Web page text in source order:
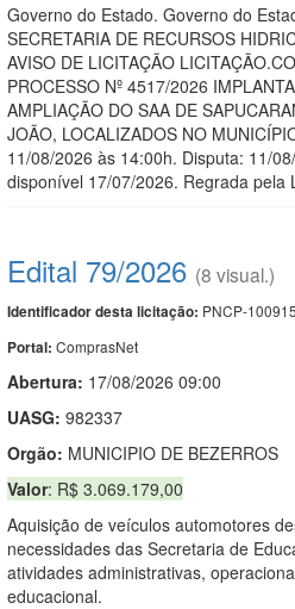
Governo do Estado. Governo do
SECRETARIA DE RECURSOS
AVISO DE LICITAÇÃO
PROCESSO Nº 4517/2026
AMPLIAÇÃO DO SAA DE
JOÃO, LOCALIZADOS NO
11/08/2026 às 14:00h. Disputa: 11/
disponível 17/07/2026. Regrada pela
Edital 79/2026 (8 visual.)
Identificador desta licitação: PNCP-
Portal: ComprasNet
Abertura: 17/08/2026 09:00
UASG: 982337
Orgão: MUNICIPIO DE BEZERROS
Valor: R$ 3.069.179,00
Aquisição de veículos automotores
necessidades das Secretaria de
atividades administrativas,
educacional.